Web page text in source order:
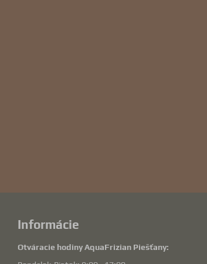
Informácie
Otváracie hodiny AquaFrizian Piešťany: